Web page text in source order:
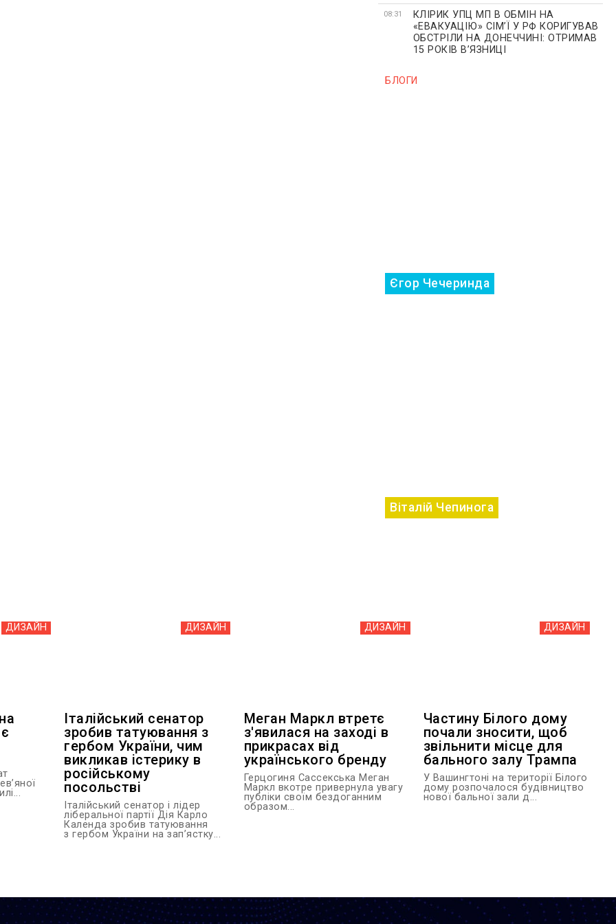
08:31
КЛІРИК УПЦ МП В ОБМІН НА
«ЕВАКУАЦІЮ» СІМʼЇ У РФ КОРИГУВАВ
ОБСТРІЛИ НА ДОНЕЧЧИНІ: ОТРИМАВ
15 РОКІВ ВʼЯЗНИЦІ
БЛОГИ
Єгор Чечеринда
Віталій Чепинога
ДИЗАЙН ДИЗАЙН
Італійський сенатор
зробив татуювання з
гербом України, чим
викликав істерику в
російському
посольстві
Італійський сенатор і лідер
ліберальної партії Дія Карло
Календа зробив татуювання
з гербом України на зап’ястку...
ДИЗАЙН
Меган Маркл втретє
з'явилася на заході в
прикрасах від
українського бренду
Герцогиня Сассекська Меган
Маркл вкотре привернула увагу
публіки своїм бездоганним
образом...
ДИЗАЙН
Частину Білого дому
почали зносити, щоб
звільнити місце для
бального залу Трампа
У Вашингтоні на території Білого
дому розпочалося будівництво
нової бальної зали д...